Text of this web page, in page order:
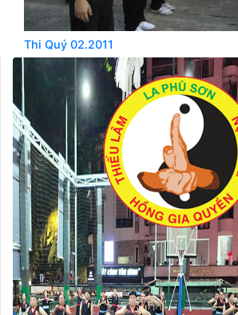
Thi Quý 02.2011